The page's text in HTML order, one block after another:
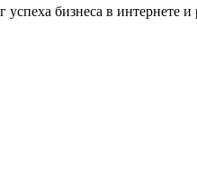
бизнеса в